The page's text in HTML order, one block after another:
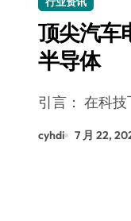
顶尖汽车
半导体
引言： 在科
cyhdi 7 月 22,